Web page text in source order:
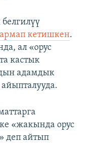
кетишкен.
ал «орус
кастык
адамдык
«жакында орус
деп айтып